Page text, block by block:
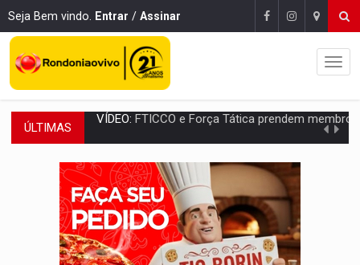
Seja Bem vindo. Entrar / Assinar
ÚLTIMAS INCLUSÃO:Prefeitura fortalece parceria com a APAE para ampliar ações
DEFESA:Exército testa inovações no combate a drones durante
TEMAS SOCIOAMBIENTAIS:Em Itapuã do Oeste, CINEMAZÔNIA leva cinema
PREVISÃO:Interior de Rondônia terá sábado (8) de calor intenso
INFRAESTRUTURA:Após quase 30 anos de espera, asfalto chega ao